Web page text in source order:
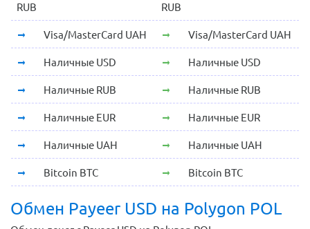
RUB
RUB
Visa/MasterCard UAH Visa/MasterCard UAH
Наличные USD Наличные USD
Наличные RUB Наличные RUB
Наличные EUR Наличные EUR
Наличные UAH Наличные UAH
Bitcoin BTC Bitcoin BTC
Обмен Payeer USD на Polygon POL